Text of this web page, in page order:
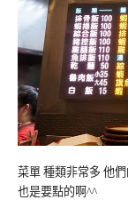
菜單 種類非常多 他
也是要點的啊^^